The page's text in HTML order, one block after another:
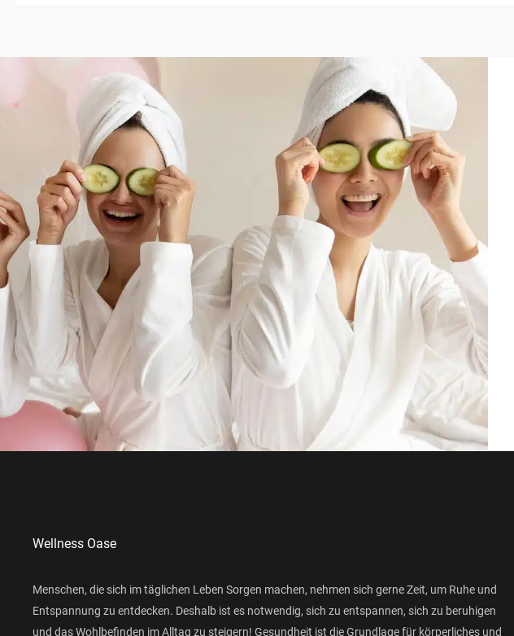
Wellness Oase
Menschen, die sich im täglichen Leben Sorgen machen, nehmen sich gerne Zeit, um Ruhe und
Entspannung zu entdecken. Deshalb ist es notwendig, sich zu entspannen, sich zu beruhigen
und das Wohlbefinden im Alltag zu steigern! Gesundheit ist die Grundlage für körperliches und